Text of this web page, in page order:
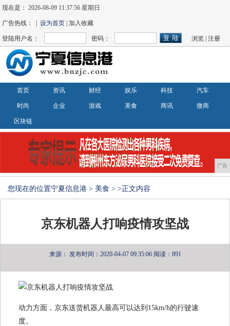
现在是：2026-08-09 11:37:56 星期日
广告热线： |设为首页 | 加入收藏
登陆用户名： 密码： 浏览 |注册
首页 资讯 财经 娱乐 科技 汽车
时尚 企业 游戏 美食 商讯 微商
区块链
广告
您现在的位置宁夏信息港 > 美食 > >正文内容
京东机器人打响疫情攻坚战
来源： 发布时间：2020-04-07 09:35:06 阅读：891
动力方面，京东送货机器人最高可以达到15km/h的行驶速
度。